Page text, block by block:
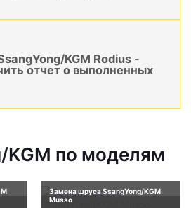
KGM Rodius -
отчет о выполненных
KGM по моделям
Замена шруса SsangYong/KGM
Musso